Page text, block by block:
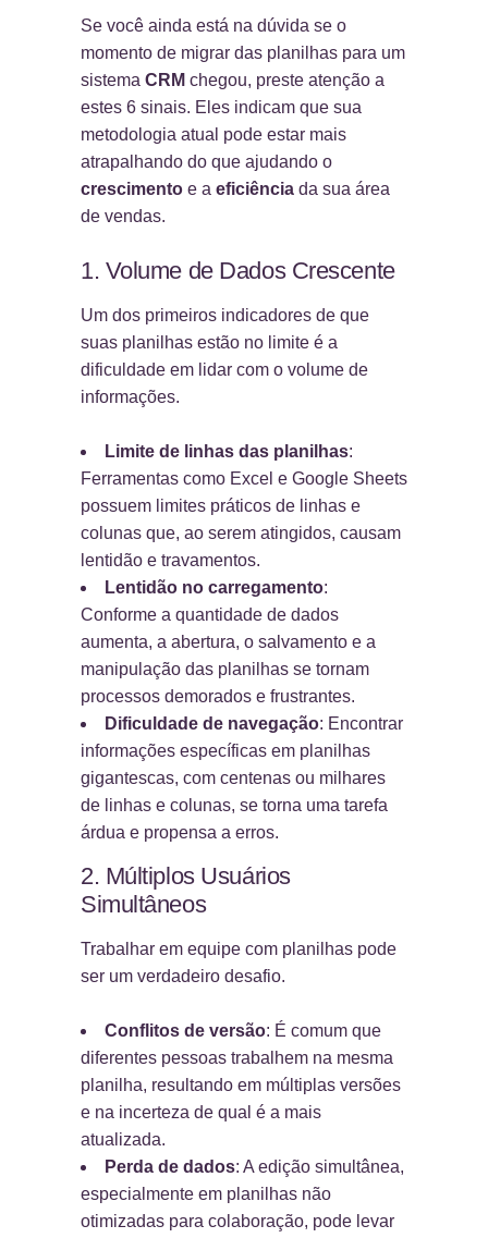
Se você ainda está na dúvida se o
momento de migrar das planilhas para um
sistema CRM chegou, preste atenção a
estes 6 sinais. Eles indicam que sua
metodologia atual pode estar mais
atrapalhando do que ajudando o
crescimento e a eficiência da sua área
de vendas.
1. Volume de Dados Crescente
Um dos primeiros indicadores de que
suas planilhas estão no limite é a
dificuldade em lidar com o volume de
informações.
Limite de linhas das planilhas:
Ferramentas como Excel e Google Sheets
possuem limites práticos de linhas e
colunas que, ao serem atingidos, causam
lentidão e travamentos.
Lentidão no carregamento:
Conforme a quantidade de dados
aumenta, a abertura, o salvamento e a
manipulação das planilhas se tornam
processos demorados e frustrantes.
Dificuldade de navegação: Encontrar
informações específicas em planilhas
gigantescas, com centenas ou milhares
de linhas e colunas, se torna uma tarefa
árdua e propensa a erros.
2. Múltiplos Usuários
Simultâneos
Trabalhar em equipe com planilhas pode
ser um verdadeiro desafio.
Conflitos de versão: É comum que
diferentes pessoas trabalhem na mesma
planilha, resultando em múltiplas versões
e na incerteza de qual é a mais
atualizada.
Perda de dados: A edição simultânea,
especialmente em planilhas não
otimizadas para colaboração, pode levar